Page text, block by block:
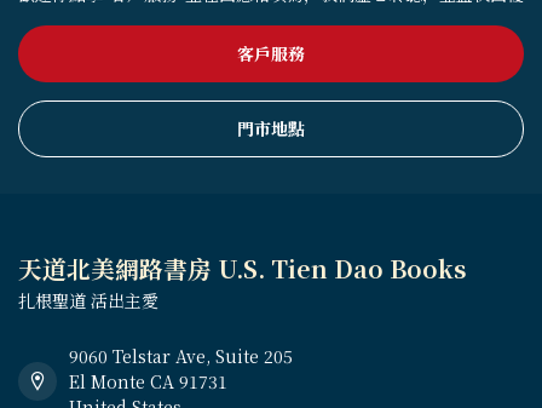
客戶服務
門市地點
天道北美網路書房 U.S. Tien Dao Books
扎根聖道 活出主愛
9060 Telstar Ave, Suite 205
El Monte CA 91731